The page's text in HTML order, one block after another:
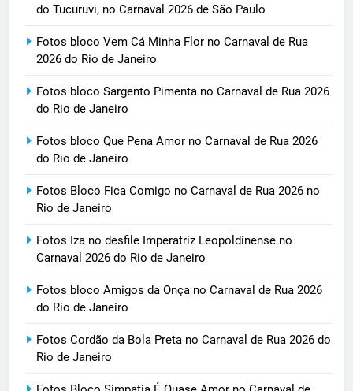
do Tucuruvi, no Carnaval 2026 de São Paulo
Fotos bloco Vem Cá Minha Flor no Carnaval de Rua
2026 do Rio de Janeiro
Fotos bloco Sargento Pimenta no Carnaval de Rua 2026
do Rio de Janeiro
Fotos bloco Que Pena Amor no Carnaval de Rua 2026
do Rio de Janeiro
Fotos Bloco Fica Comigo no Carnaval de Rua 2026 no
Rio de Janeiro
Fotos Iza no desfile Imperatriz Leopoldinense no
Carnaval 2026 do Rio de Janeiro
Fotos bloco Amigos da Onça no Carnaval de Rua 2026
do Rio de Janeiro
Fotos Cordão da Bola Preta no Carnaval de Rua 2026 do
Rio de Janeiro